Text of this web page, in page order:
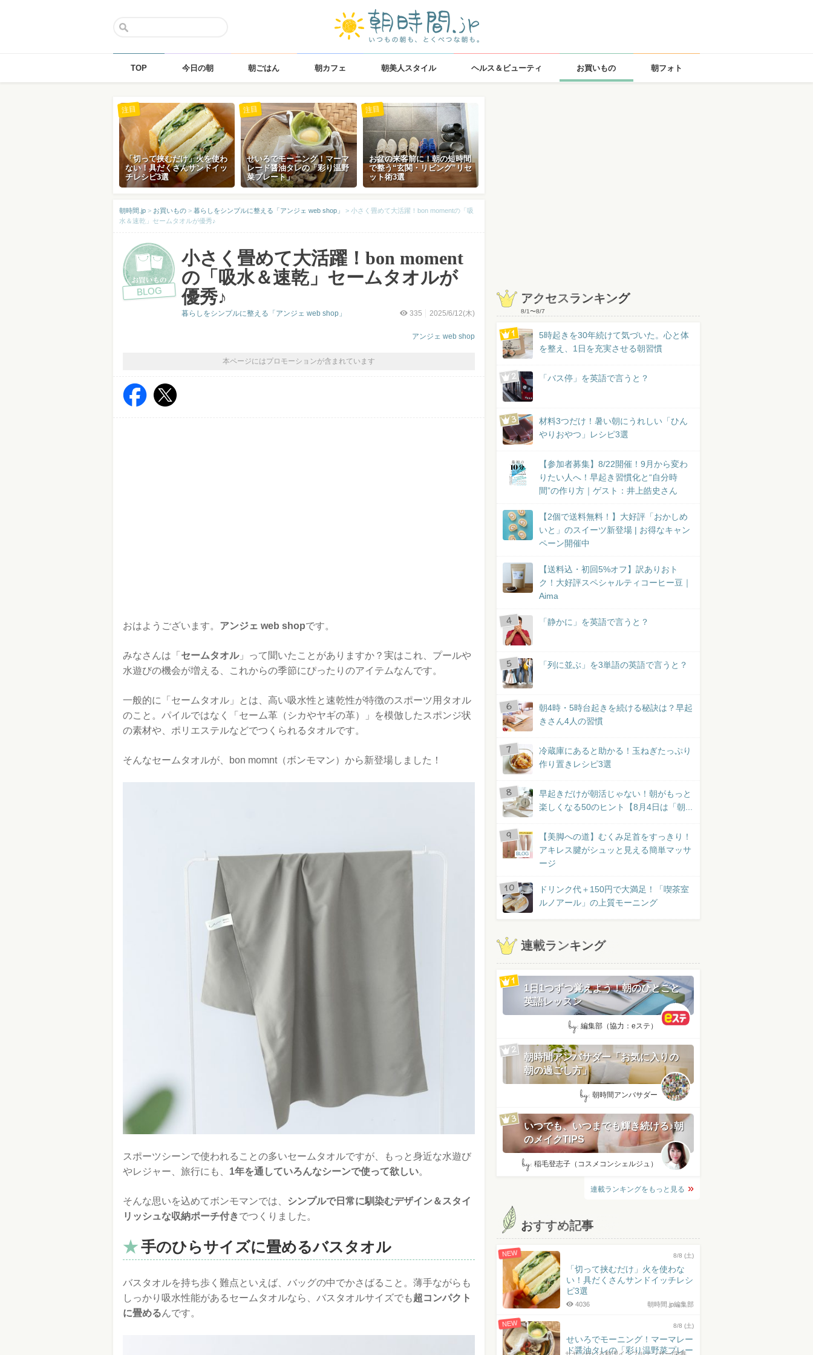
TOP 今日の朝 朝ごはん 朝カフェ 朝美人スタイル ヘルス＆ビューティ お買いもの 朝フォト
「切って挟むだけ」火を使わ
ない！具だくさんサンドイッ
チレシピ3選
注目
せいろでモーニング！マーマ
レード醤油タレの「彩り温野
菜プレート」
注目
お盆の来客前に！朝の短時間
で整う“玄関・リビング”リセ
ット術3選
注目
朝時間.jp > お買いもの > 暮らしをシンプルに整える「アンジェ web shop」 > 小さく畳めて大活躍！bon momentの「吸
水＆速乾」セームタオルが優秀♪
BLOG
小さく畳めて大活躍！bon moment
の「吸水＆速乾」セームタオルが
優秀♪
335 2025/6/12(木)
アンジェ web shop
暮らしをシンプルに整える「アンジェ web shop」
本ページにはプロモーションが含まれています
おはようございます。 アンジェ web shopです。
みなさんは「 セームタオル」って聞いたことがありますか？実はこれ、プールや
水遊びの機会が増える、これからの季節にぴったりのアイテムなんです。
一般的に「セームタオル」とは、高い吸水性と速乾性が特徴のスポーツ用タオル
のこと。パイルではなく「セーム革（シカやヤギの革）」を模倣したスポンジ状
の素材や、ポリエステルなどでつくられるタオルです。
そんなセームタオルが、bon momnt（ボンモマン）から新登場しました！
スポーツシーンで使われることの多いセームタオルですが、もっと身近な水遊び
やレジャー、旅行にも、 1年を通していろんなシーンで使って欲しい。
そんな思いを込めてボンモマンでは、
シンプルで日常に馴染むデザイン＆スタイ
リッシュな収納ポーチ付きでつくりました。
手のひらサイズに畳めるバスタオル
バスタオルを持ち歩く難点といえば、バッグの中でかさばること。薄手ながらも
しっかり吸水性能があるセームタオルなら、バスタオルサイズでも超コンパクト
に畳めるんです。
アクセスランキング
8/1〜8/7
5時起きを30年続けて気づいた。心と体
を整え、1日を充実させる朝習慣
「バス停」を英語で言うと？
材料3つだけ！暑い朝にうれしい「ひん
やりおやつ」レシピ3選
【参加者募集】8/22開催！9月から変わ
りたい人へ！早起き習慣化と“自分時
間”の作り方｜ゲスト：井上皓史さん
【2個で送料無料！】大好評「おかしめ
いと」のスイーツ新登場 | お得なキャン
ペーン開催中
【送料込・初回5%オフ】訳ありおト
ク！大好評スペシャルティコーヒー豆｜
Aima
「静かに」を英語で言うと？
「列に並ぶ」を3単語の英語で言うと？
朝4時・5時台起きを続ける秘訣は？早起
きさん4人の習慣
冷蔵庫にあると助かる！玉ねぎたっぷり
作り置きレシピ3選
早起きだけが朝活じゃない！朝がもっと
楽しくなる50のヒント【8月4日は「朝...
BLOG
【美脚への道】むくみ足首をすっきり！
アキレス腱がシュッと見える簡単マッサ
ージ
ドリンク代＋150円で大満足！「喫茶室
ルノアール」の上質モーニング
連載ランキング
1日1つずつ覚えよう！朝のひとこと
英語レッスン
by: 編集部（協力：eステ）
朝時間アンバサダー「お気に入りの
朝の過ごし方」
by: 朝時間アンバサダー
いつでも、いつまでも輝き続ける♪朝
のメイクTIPS
by: 稲毛登志子（コスメコンシェルジュ）
連載ランキングをもっと見る
おすすめ記事
NEW 8/8 (土)
「切って挟むだけ」火を使わな
い！具だくさんサンドイッチレシ
ピ3選
朝時間.jp編集部
4036
NEW 8/8 (土)
せいろでモーニング！マーマレー
ド醤油タレの「彩り温野菜プレー